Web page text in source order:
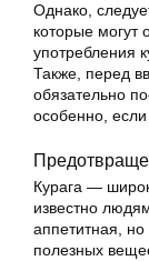
Однако,
которые могут
употребления
Также, перед
обязательно
особенно,
Курага —
известно
аппетитная,
полезных